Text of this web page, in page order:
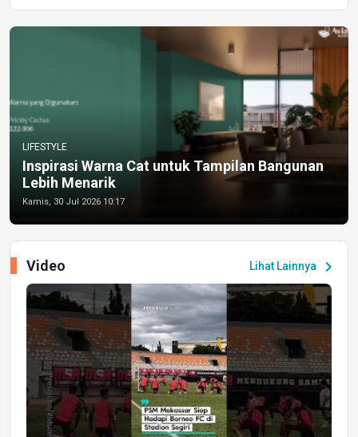
LIFESTYLE
Inspirasi Warna Cat untuk Tampilan Bangunan
Lebih Menarik
Kamis, 30 Jul 2026 10:17
Lihat Lainnya chevron_right
Video